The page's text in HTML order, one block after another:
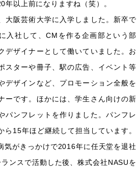
年以上前になりますね（笑）。
大阪芸術大学に入学しました。新卒で
入社して、CMを作る企画部という部
デザイナーとして働いていました。お
スターや冊子、駅の広告、イベント等
デザインなど、プロモーション全般を
ーです。ほかには、学生さん向けの新
パンフレットを作りました。パンフレ
ら15年ほど継続して担当しています。
気がきっかけで2016年に任天堂を退社
ンスで活動した後、株式会社NASUを